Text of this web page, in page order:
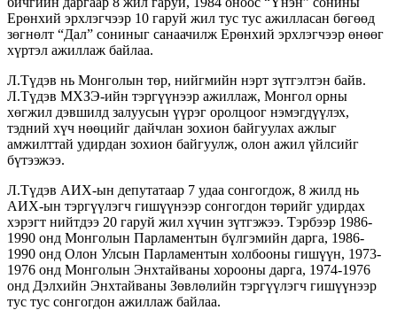
Ерөнхий эрхлэгчээр 10 гаруй жил тус тус ажилласан бөгөөд
зөгнөлт “Дал” сониныг санаачилж Ерөнхий эрхлэгчээр өнөөг
хүртэл ажиллаж байлаа.
Л.Түдэв нь Монголын төр, нийгмийн нэрт зүтгэлтэн байв.
Л.Түдэв МХЗЭ-ийн тэргүүнээр ажиллаж, Монгол орны
хөгжил дэвшилд залуусын үүрэг оролцоог нэмэгдүүлэх,
тэдний хүч нөөцийг дайчлан зохион байгуулах ажлыг
амжилттай удирдан зохион байгуулж, олон ажил үйлсийг
бүтээжээ.
Л.Түдэв АИХ-ын депутатаар 7 удаа сонгогдож, 8 жилд нь
АИХ-ын тэргүүлэгч гишүүнээр сонгогдон төрийг удирдах
хэрэгт нийтдээ 20 гаруй жил хүчин зүтгэжээ. Тэрбээр 1986-
1990 онд Монголын Парламентын бүлгэмийн дарга, 1986-
1990 онд Олон Улсын Парламентын холбооны гишүүн, 1973-
1976 онд Монголын Энхтайваны хорооны дарга, 1974-1976
онд Дэлхийн Энхтайваны Зөвлөлийн тэргүүлэгч гишүүнээр
тус тус сонгогдон ажиллаж байлаа.